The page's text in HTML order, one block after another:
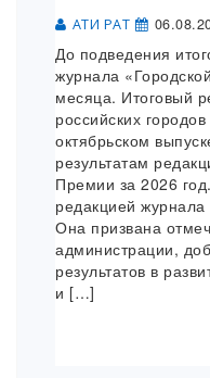
АТИ РАТ
До подведения
журнала
месяца. Итоговый
российских
октябрьском
результатам
Премии за 2026
редакцией
Она призвана
администрации,
результатов в
и […]